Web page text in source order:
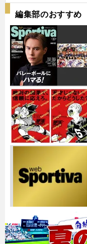
編集部のおすすめ